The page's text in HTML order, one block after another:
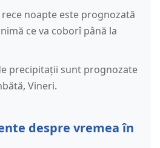
noapte este prognozată
ce va coborî până la
precipitații sunt prognozate
Vineri.
despre vremea în